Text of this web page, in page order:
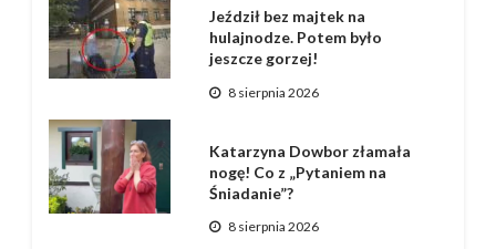
Jeździł bez majtek na
hulajnodze. Potem było
jeszcze gorzej!
8 sierpnia 2026
Katarzyna Dowbor złamała
nogę! Co z „Pytaniem na
Śniadanie”?
8 sierpnia 2026